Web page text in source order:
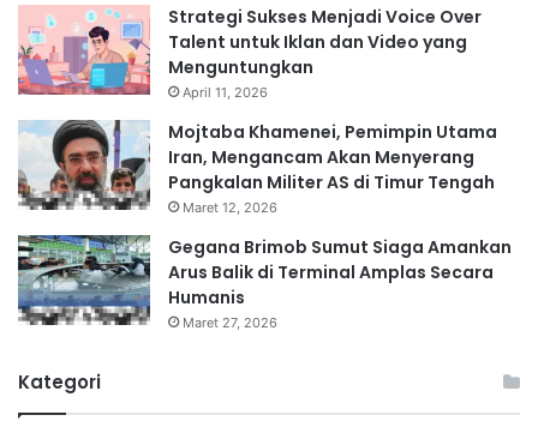
Strategi Sukses Menjadi Voice Over
Talent untuk Iklan dan Video yang
Menguntungkan
April 11, 2026
Mojtaba Khamenei, Pemimpin Utama
Iran, Mengancam Akan Menyerang
Pangkalan Militer AS di Timur Tengah
Maret 12, 2026
Gegana Brimob Sumut Siaga Amankan
Arus Balik di Terminal Amplas Secara
Humanis
Maret 27, 2026
Kategori